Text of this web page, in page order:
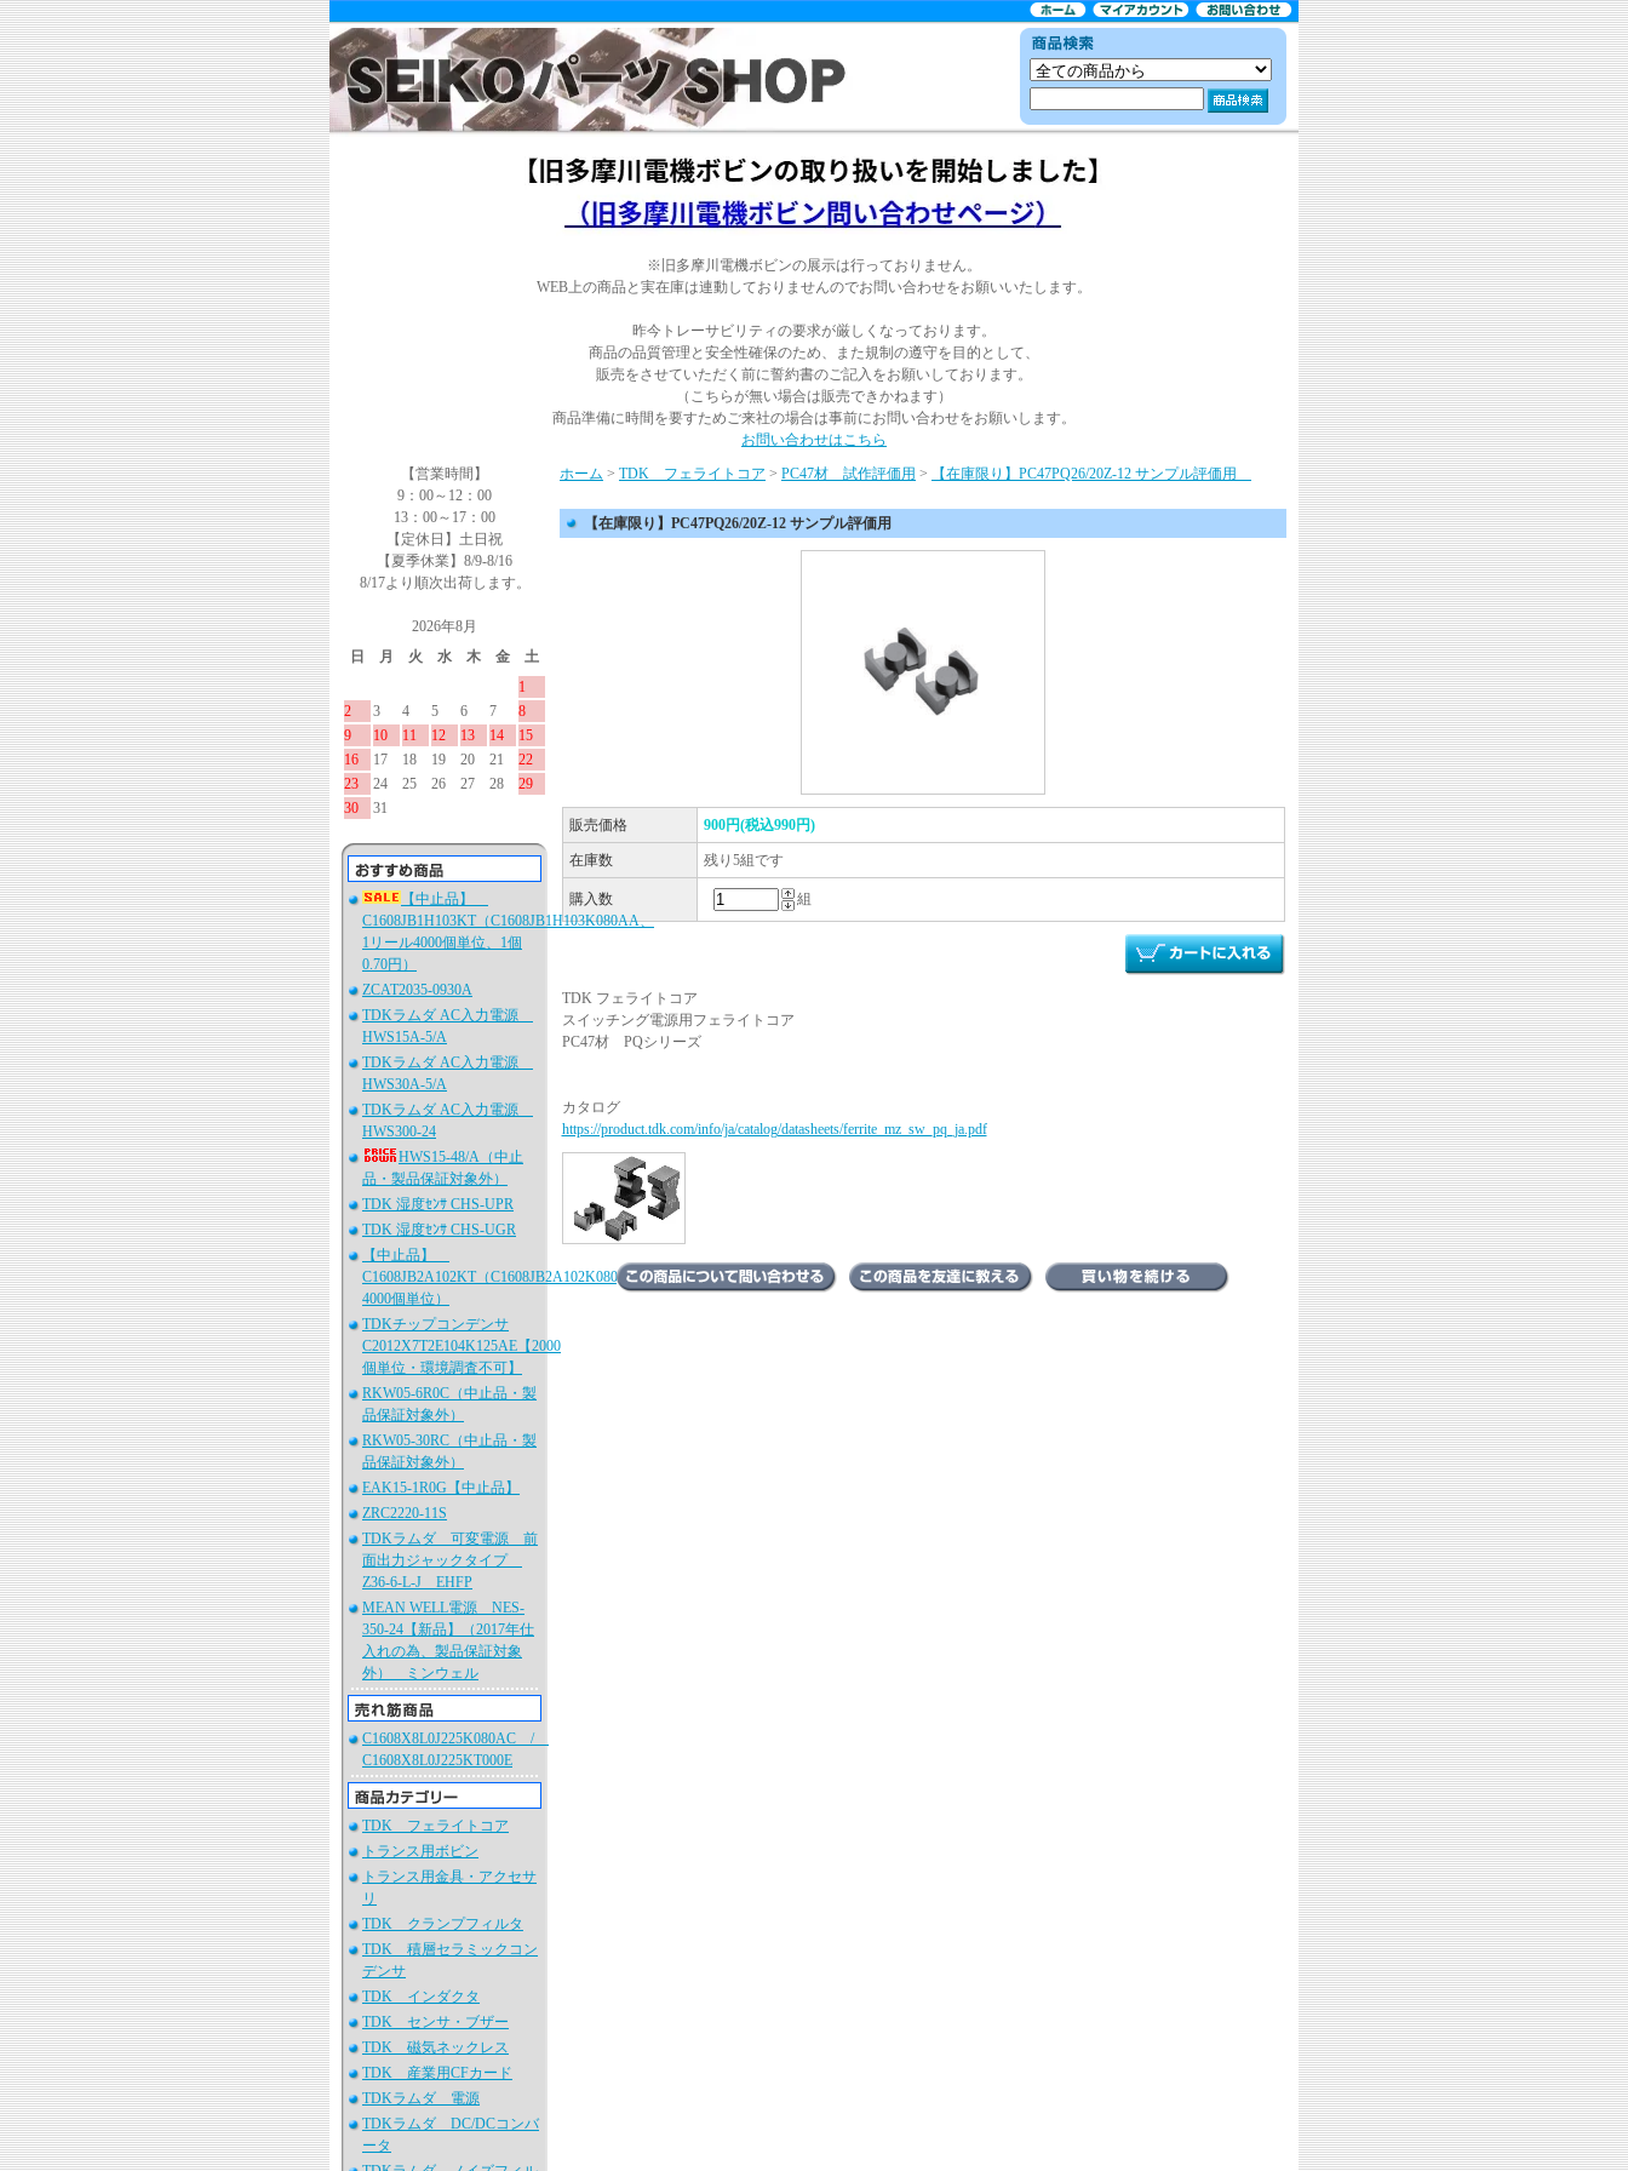
※旧多摩川電機ボビンの展示は行っておりません。
WEB上の商品と実在庫は連動しておりませんのでお問い合わせをお願いいたします。
昨今トレーサビリティの要求が厳しくなっております。
商品の品質管理と安全性確保のため、また規制の遵守を目的として、
販売をさせていただく前に誓約書のご記入をお願いしております。
（こちらが無い場合は販売できかねます）
商品準備に時間を要すためご来社の場合は事前にお問い合わせをお願いします。
お問い合わせはこちら
【営業時間】
9：00～12：00
13：00～17：00
【定休日】土日祝
【夏季休業】8/9-8/16
8/17より順次出荷します。
2026年8月
日
月 火 水 木 金
土
1
2
3 4 5 6 7
8
9
10 11 12 13 14
15
16
17 18 19 20 21
22
23
24 25 26 27 28
29
30
31
【中止品】
C1608JB1H103KT（C1608JB1H103K080AA、
1リール4000個単位、1個
0.70円）
ZCAT2035-0930A
TDKラムダ AC入力電源
HWS15A-5/A
TDKラムダ AC入力電源
HWS30A-5/A
TDKラムダ AC入力電源
HWS300-24
HWS15-48/A（中止
品・製品保証対象外）
TDK 湿度ｾﾝｻ CHS-UPR
TDK 湿度ｾﾝｻ CHS-UGR
【中止品】
C1608JB2A102KT（C1608JB2A102K080AA、
4000個単位）
TDKチップコンデンサ
C2012X7T2E104K125AE【2000
個単位・環境調査不可】
RKW05-6R0C（中止品・製
品保証対象外）
RKW05-30RC（中止品・製
品保証対象外）
EAK15-1R0G【中止品】
ZRC2220-11S
TDKラムダ 可変電源 前
面出力ジャックタイプ
Z36-6-L-J EHFP
MEAN WELL電源 NES-
350-24【新品】（2017年仕
入れの為、製品保証対象
外） ミンウェル
C1608X8L0J225K080AC /
C1608X8L0J225KT000E
TDK フェライトコア
トランス用ボビン
トランス用金具・アクセサ
リ
TDK クランプフィルタ
TDK 積層セラミックコン
デンサ
TDK インダクタ
TDK センサ・ブザー
TDK 磁気ネックレス
TDK 産業用CFカード
TDKラムダ 電源
TDKラムダ DC/DCコンバ
ータ
ホーム > TDK フェライトコア > PC47材 試作評価用 > 【在庫限り】PC47PQ26/20Z-12 サンプル評価用
【在庫限り】PC47PQ26/20Z-12 サンプル評価用
販売価格 900円(税込990円)
在庫数 残り5組です
購入数 組
TDK フェライトコア
スイッチング電源用フェライトコア
PC47材 PQシリーズ
カタログ
https://product.tdk.com/info/ja/catalog/datasheets/ferrite_mz_sw_pq_ja.pdf